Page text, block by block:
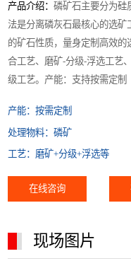
产品介绍：磷矿石主要分为硅
法是分离磷灰石最核心的选矿
的矿石性质，量身定制高效
合工艺、磨矿-分级-浮选工艺
级工艺。产能：支持按需定制
产能：按需定制
处理物料：磷矿
工艺： 磨矿+分级+浮选等
在线咨询
现场图片